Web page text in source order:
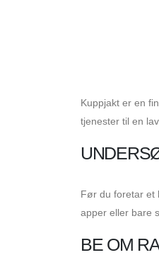
Kuppjakt er en
tjenester til en
Før du foretar et
apper eller bare
BE OM